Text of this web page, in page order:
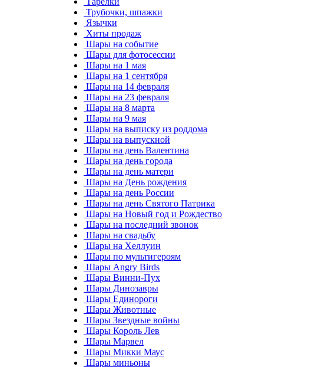
Трубочки, шпажки
Язычки
Хиты продаж
Шары на событие
Шары для фотосессии
Шары на 1 мая
Шары на 1 сентября
Шары на 14 февраля
Шары на 23 февраля
Шары на 8 марта
Шары на 9 мая
Шары на выписку из роддома
Шары на выпускной
Шары на день Валентина
Шары на день города
Шары на день матери
Шары на День рождения
Шары на день России
Шары на день Святого Патрика
Шары на Новый год и Рождество
Шары на последний звонок
Шары на свадьбу
Шары на Хеллуин
Шары по мультигероям
Шары Angry Birds
Шары Винни-Пух
Шары Динозавры
Шары Единороги
Шары Животные
Шары Звездные войны
Шары Король Лев
Шары Марвел
Шары Микки Маус
Шары миньоны